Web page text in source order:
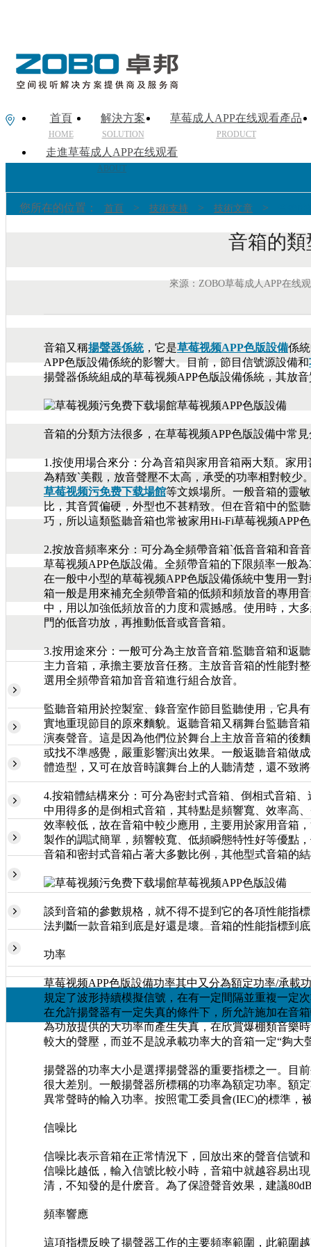
首頁
HOME
解決方案
SOLUTION
草莓成人APP在线观看產品
PRODUCT
走進草莓成人APP在线观看
ABOUT
您所在的位置： 首頁 > 技術支持 > 技術文章 >
音箱的
來源：ZOBO草莓成人APP在线
音箱又稱揚聲器係統，它是草莓视频APP色版設備係統
APP色版設備係統的影響大。目前，節目信號源設備和
揚聲器係統組成的草莓视频APP色版設備係統，其放音
音箱的分類方法很多，在草莓视频APP色版設備中常見分
1.按使用場合來分：分為音箱與家用音箱兩大類。家
為精致`美觀，放音聲壓不太高，承受的功率相對較
草莓视频污免费下载場館等文娛場所。一般音箱的靈敏
比，其音質偏硬，外型也不甚精致。但在音箱中
巧，所以這類監聽音箱也常被家用Hi-Fi草莓视频APP
2.按放音頻率來分：可分為全頻帶音箱`低音音箱和音
草莓视频APP色版設備。全頻帶音箱的下限頻
在一般中小型的草莓视频APP色版設備係統中隻用一對
箱一般是用來補充全頻帶音箱的低頻和頻放音的專用
中，用以加強低頻放音的力度和震撼感。使用時
門的低音功放，再推動低音或音音箱。
3.按用途來分：一般可分為主放音音箱.監聽音箱和
主力音箱，承擔主要放音任務。主放音音箱的性能
選用全頻帶音箱加音音箱進行組合放音。
監聽音箱用於控製室、錄音室作節目監聽使用，它具有
實地重現節目的原來麵貌。返聽音箱又稱舞台監聽音
演奏聲音。這是因為他們位於舞台上主放音音箱的後
或找不準感覺，嚴重影響演出效果。一般返聽音箱做
體造型，又可在放音時讓舞台上的人聽清楚，還不
4.按箱體結構來分：可分為密封式音箱、倒相式音箱
中用得多的是倒相式音箱，其特點是頻響寬、效率
效率較低，故在音箱中較少應用，主要用於家用音箱
製作的調試簡單，頻響較寬、低頻瞬態特性好等優點
音箱和密封式音箱占著大多數比例，其他型式音箱的結
談到音箱的參數規格，就不得不提到它的各項性能指
法判斷一款音箱到底是好還是壞。音箱的性能指標到底
功率
草莓视频APP色版設備功率其中又分為額定功率/承載功
規定了波形持續模擬信號，在有一定間隔並重複一定次
在允許揚聲器有一定失真的條件下，所允許施加在音
為功放提供的大功率而產生失真，在欣賞爆棚類音
較大的聲壓，而並不是說承載功率大的音箱一定“夠大聲
揚聲器的功率大小是選擇揚聲器的重要指標之一。目
很大差別。一般揚聲器所標稱的功率為額定功率
異常聲時的輸入功率。按照電工委員會(IEC)的標準
信噪比
信噪比表示音箱在正常情況下，回放出來的聲音信號
信噪比越低，輸入信號比較小時，音箱中就越容易出
清，不知發的是什麽音。為了保證聲音效果，建
頻率響應
這項指標反映了揚聲器工作的主要頻率範圍，此範圍